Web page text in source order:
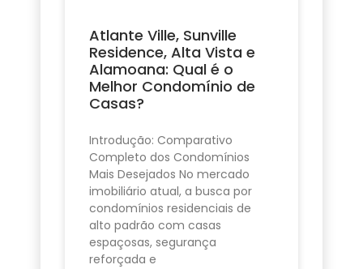
Atlante Ville, Sunville
Residence, Alta Vista e
Alamoana: Qual é o
Melhor Condomínio de
Casas?
Introdução: Comparativo
Completo dos Condomínios
Mais Desejados No mercado
imobiliário atual, a busca por
condomínios residenciais de
alto padrão com casas
espaçosas, segurança
reforçada e